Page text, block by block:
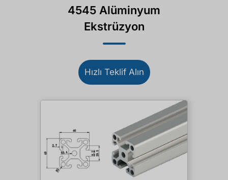
4545 Alüminyum
Ekstrüzyon
Hızlı Teklif Alın